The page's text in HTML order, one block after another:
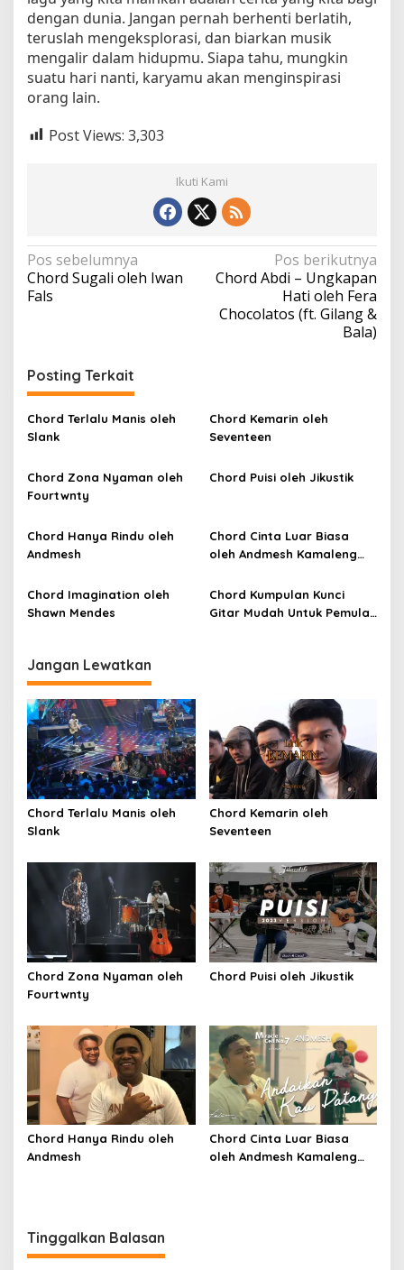
dengan dunia. Jangan pernah berhenti berlatih,
teruslah mengeksplorasi, dan biarkan musik
mengalir dalam hidupmu. Siapa tahu, mungkin
suatu hari nanti, karyamu akan menginspirasi
orang lain.
Post Views: 3,303
Ikuti Kami
N
a
g
a
s
i
p
o
Pos sebelumnya
Chord Sugali oleh Iwan
Fals
Pos berikutnya
Chord Abdi – Ungkapan
Hati oleh Fera
Chocolatos (ft. Gilang &
Bala)
Posting Terkait
Chord Terlalu Manis oleh
Slank
Chord Kemarin oleh
Seventeen
Chord Zona Nyaman oleh
Fourtwnty
Chord Puisi oleh Jikustik
Chord Hanya Rindu oleh
Andmesh
Chord Cinta Luar Biasa
oleh Andmesh Kamaleng
SKA)
Chord Imagination oleh
Shawn Mendes
Chord Kumpulan Kunci
Gitar Mudah Untuk Pemula
Jangan Lewatkan
Chord Terlalu Manis oleh
Slank
Chord Kemarin oleh
Seventeen
Chord Zona Nyaman oleh
Fourtwnty
Chord Puisi oleh Jikustik
Chord Hanya Rindu oleh
Andmesh
Chord Cinta Luar Biasa
oleh Andmesh Kamaleng
Tinggalkan Balasan